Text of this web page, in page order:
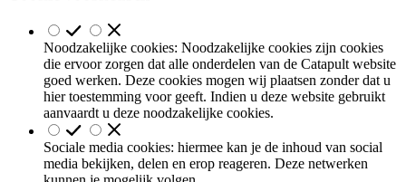
Noodzakelijke cookies: Noodzakelijke cookies zijn cookies
die ervoor zorgen dat alle onderdelen van de Catapult website
goed werken. Deze cookies mogen wij plaatsen zonder dat u
hier toestemming voor geeft. Indien u deze website gebruikt
aanvaardt u deze noodzakelijke cookies.
Sociale media cookies: hiermee kan je de inhoud van social
media bekijken, delen en erop reageren. Deze netwerken